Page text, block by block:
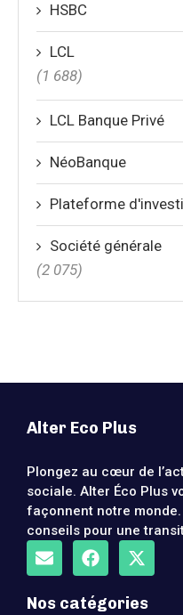
HSBC
LCL
(1 688)
LCL Banque Privé
NéoBanque
Plateforme
Société générale
(2 075)
Alter Eco Plus
Plongez au cœur de
sociale. Alter Éco Plus
façonnent notre
conseils pour une
Nos catégories